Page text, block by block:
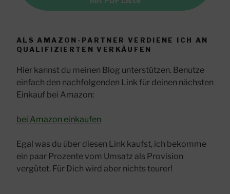
ALS AMAZON-PARTNER VERDIENE ICH AN
QUALIFIZIERTEN VERKÄUFEN
Hier kannst du meinen Blog unterstützen. Benutze
einfach den nachfolgenden Link für deinen nächsten
Einkauf bei Amazon:
bei Amazon einkaufen
Egal was du über diesen Link kaufst, ich bekomme
ein paar Prozente vom Umsatz als Provision
vergütet. Für Dich wird aber nichts teurer!